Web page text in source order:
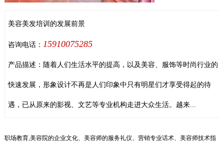
美容美发培训的发展前景
咨询电话： 15910075285
产品描述：随着人们生活水平的提高，以及美容、服饰等时尚行业的
快速发展，形象设计不再是人们印象中只有明星们才享受得起的待
遇，已从原来的影视、文艺等专业机构走进大众生活。越来...
职场教育,美容院的企业文化、美容师的服务礼仪、营销专业话术、美容师技术指